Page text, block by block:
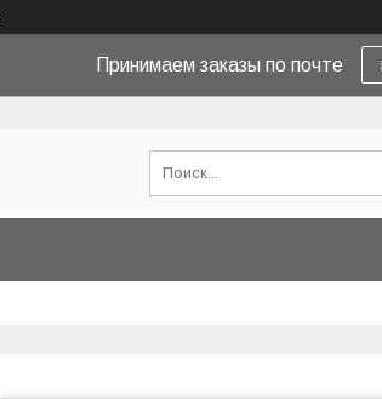
Принимаем заказы по почте